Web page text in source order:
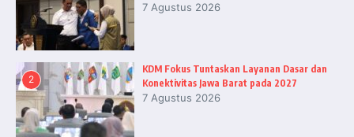
7 Agustus 2026
2
KDM Fokus Tuntaskan Layanan Dasar dan
Konektivitas Jawa Barat pada 2027
7 Agustus 2026